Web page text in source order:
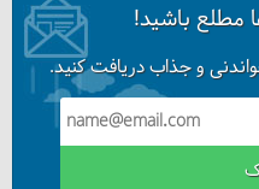
مطلع باشید!
و جذاب دریافت کنید.